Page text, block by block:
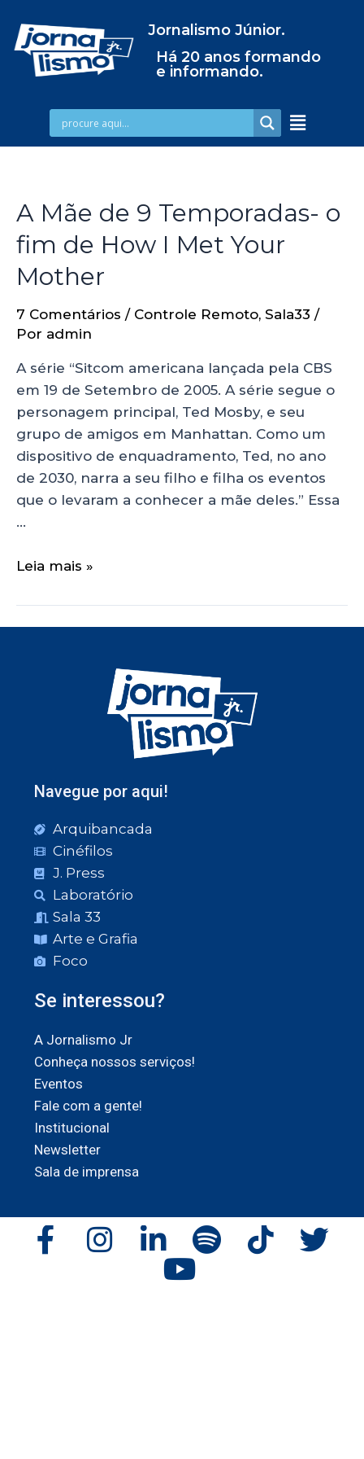
Jornalismo Júnior.
Há 20 anos formando
e informando.
A Mãe de 9 Temporadas- o
fim de How I Met Your
Mother
7 Comentários / Controle Remoto, Sala33 /
Por admin
A série “Sitcom americana lançada pela CBS
em 19 de Setembro de 2005. A série segue o
personagem principal, Ted Mosby, e seu
grupo de amigos em Manhattan. Como um
dispositivo de enquadramento, Ted, no ano
de 2030, narra a seu filho e filha os eventos
que o levaram a conhecer a mãe deles.” Essa
…
Leia mais »
Navegue por aqui!
Arquibancada
Cinéfilos
J. Press
Laboratório
Sala 33
Arte e Grafia
Foco
Se interessou?
A Jornalismo Jr
Conheça nossos serviços!
Eventos
Fale com a gente!
Institucional
Newsletter
Sala de imprensa